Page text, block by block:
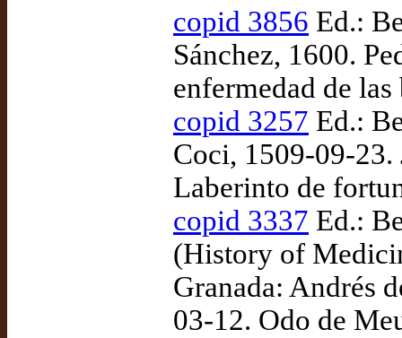
copid 3856 Ed.:
Sánchez, 1600.
enfermedad de
copid 3257 Ed.:
Coci, 1509-09-
Laberinto de
copid 3337 Ed.:
(History of
Granada: Andrés
03-12. Odo de